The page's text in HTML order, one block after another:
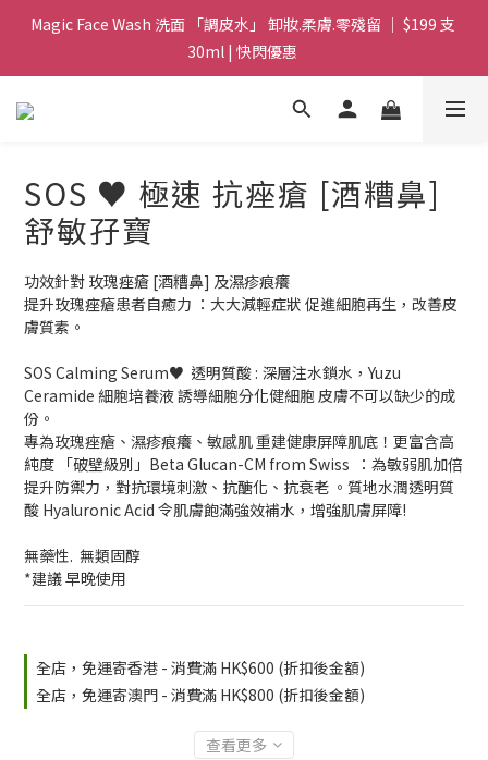
Magic Face Wash 洗面 「調皮水」 卸妝.柔膚.零殘留 ｜ $199 支
30ml | 快閃優惠
Magic Face Wash 洗面 「調皮水」 卸妝.柔膚.零殘留 ｜ $199 支
30ml | 快閃優惠
G8 皇牌孖寶 ｜ 鱷魚油精華 + Soothing Cream 套裝 | $488 set 2
買滿 $1800 送支 洗面 「調皮水」 原價 $268 / 支 30ml  🎁 ｜  送完
即止
30ml | 快閃優惠
SOS ♥️ 極速 抗痤瘡 [酒糟鼻]
舒敏孖寶
功效針對 玫瑰痤瘡 [酒糟鼻] 及濕疹痕癢
提升玫瑰痤瘡患者自癒力 ：大大減輕症狀 促進細胞再生，改善皮
膚質素。
SOS Calming Serum♥️  透明質酸 : 深層注水鎖水，Yuzu
Ceramide 細胞培養液 誘導細胞分化健細胞 皮膚不可以缺少的成
份。
專為玫瑰痤瘡、濕疹痕癢、敏感肌 重建健康屏障肌底！更富含高
純度 「破壁級別」Beta Glucan-CM from Swiss  ：為敏弱肌加倍
提升防禦力，對抗環境刺激、抗醣化、抗衰老 。質地水潤透明質
酸 Hyaluronic Acid 令肌膚飽滿強效補水，增強肌膚屏障!
無藥性.  無類固醇
*建議 早晚使用
全店，免運寄香港 - 消費滿 HK$600 (折扣後金額)
全店，免運寄澳門 - 消費滿 HK$800 (折扣後金額)
查看更多